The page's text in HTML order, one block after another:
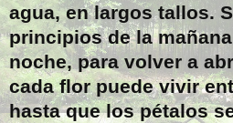
agua, en largos tallos.
principios de la
noche, para volver a
cada flor puede vivir
hasta que los pétalos